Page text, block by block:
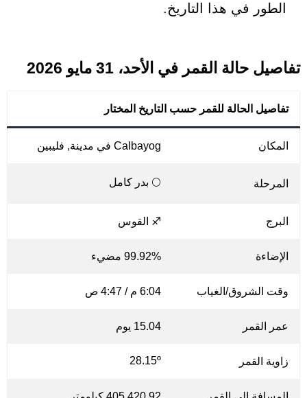
الطور في هذا التاريخ.
تفاصيل حالة القمر في الأحد، 31 مايو 2026
تفاصيل الحالة للقمر حسب التاريخ المختار
المكان Calbayog في مدينة, فليبين
المرحلة 🌕 بدر كامل
البرج ♐ القوس
الإضاءة 99.92% مضيء
وقت الشروق/الغياب 6:04 م / 4:47 ص
عمر القمر 15.04 يوم
زاوية القمر 28.15º